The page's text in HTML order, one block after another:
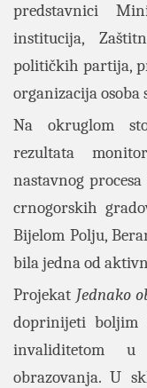
predstavnici
institucija,
političkih partija,
organizacija
Na okruglom
rezultata
nastavnog
crnogorskih
Bijelom Polju,
bila jedna od
Projekat Jednako
doprinijeti boljim
invaliditetom u
obrazovanja. U